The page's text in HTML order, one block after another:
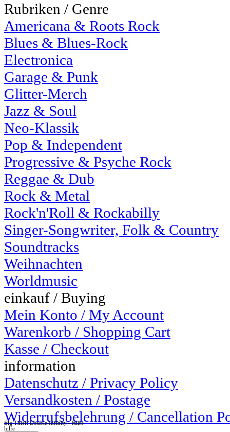
Rubriken / Genre
Americana & Roots Rock
Blues & Blues-Rock
Electronica
Garage & Punk
Glitter-Merch
Jazz & Soul
Neo-Klassik
Pop & Independent
Progressive & Psyche Rock
Reggae & Dub
Rock & Metal
Rock'n'Roll & Rockabilly
Singer-Songwriter, Folk & Country
Soundtracks
Weihnachten
Worldmusic
einkauf / Buying
Mein Konto / My Account
Warenkorb / Shopping Cart
Kasse / Checkout
information
Datenschutz / Privacy Policy
Versandkosten / Postage
Widerrufsbelehrung / Cancellation
Big Thief: Double Infinity - Hilfe
hilfe